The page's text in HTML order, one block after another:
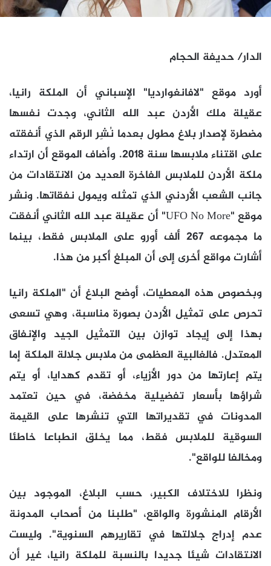
الدار/ حديفة الحجام
أورد موقع "لافانغوارديا" الإسباني أن الملكة رانيا،
عقيلة ملك الأردن عبد الله الثاني، وجدت نفسها
مضطرة لإصدار بلاغ مطول بعدما نُشِر الرقم الذي أنفقته
على اقتناء ملابسها سنة 2018. وأضاف الموقع أن ارتداء
ملكة الأردن للملابس الفاخرة العديد من الانتقادات من
جانب الشعب الأردني الذي تمثله ويمول نفقاتها. ونشر
موقع "UFO No More" أن عقيلة عبد الله الثاني أنفقت
ما مجموعه 267 ألف أورو على الملابس فقط، بينما
أشارت مواقع أخرى إلى أن المبلغ أكبر من هذا.
وبخصوص هذه المعطيات، أوضح البلاغ أن "الملكة رانيا
تحرص على تمثيل الأردن بصورة مناسبة، وهي تسعى
بهذا إلى إيجاد توازن بين التمثيل الجيد والإنفاق
المعتدل. فالغالبية العظمى من ملابس جلالة الملكة إما
يتم إعارتها من دور الأزياء، أو تقدم كهدايا، أو يتم
شراؤها بأسعار تفضيلية مخفضة، في حين تعتمد
المدونات في تقديراتها التي تنشرها على القيمة
السوقية للملابس فقط، مما يخلق انطباعا خاطئا
ومخالفا للواقع".
ونظرا للاختلاف الكبير، حسب البلاغ، الموجود بين
الأرقام المنشورة والواقع، "طلبنا من أصحاب المدونة
عدم إدراج جلالتها في تقاريرهم السنوية". وليست
الانتقادات شيئا جديدا بالنسبة للملكة رانيا، غير أن